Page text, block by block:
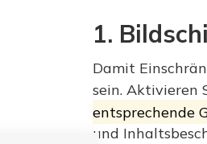
1.
Damit
sein. Aktivieren
entsprechende
und